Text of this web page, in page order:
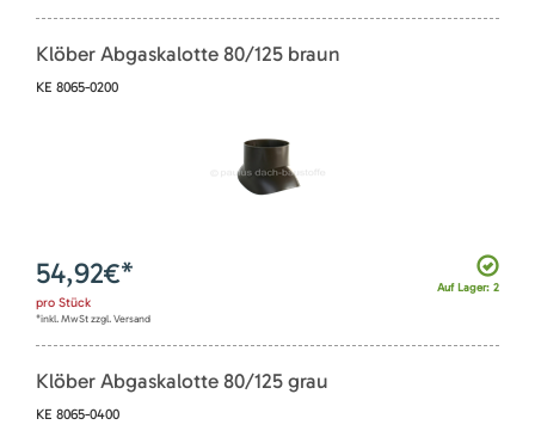
Klöber Abgaskalotte 80/125 braun
KE 8065-0200
Auf Lager: 2
54,92€*
pro Stück
*inkl. MwSt zzgl. Versand
Klöber Abgaskalotte 80/125 grau
KE 8065-0400